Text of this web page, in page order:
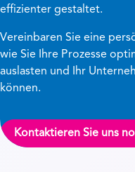
effizienter gestaltet.
Vereinbaren Sie eine
wie Sie Ihre Prozesse
auslasten und Ihr
können.
Kontaktieren Sie uns